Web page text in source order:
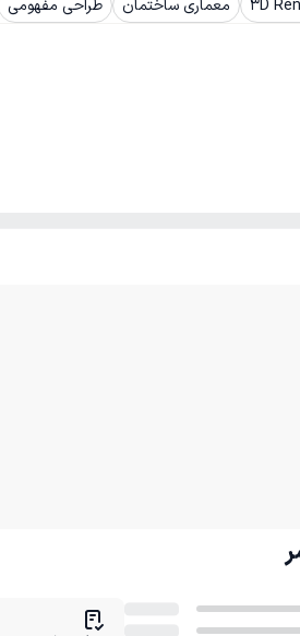
3D معماری ساختمان طراحی مفهومی